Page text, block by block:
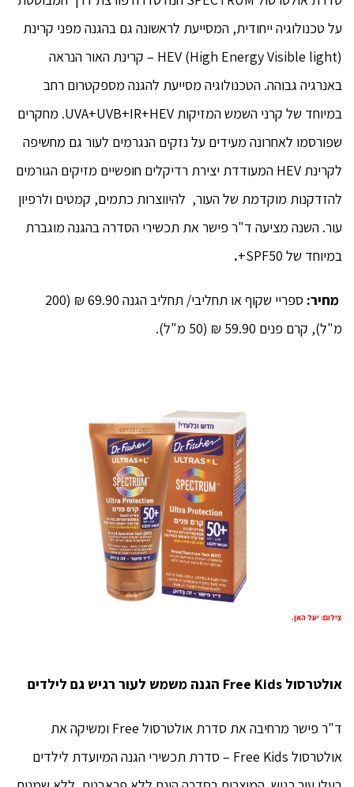
על טכנולוגיה ייחודית, המסייעת לראשונה גם בהגנה מפני קרינת
HEV (High Energy Visible light) – קרינת האור הנראה
באנרגיה גבוהה. הטכנולוגיה מסייעת להגנה מספקטרום רחב
במיוחד של קרני השמש המזיקות UVA+UVB+IR+HEV. מחקרים
שפורסמו לאחרונה מעידים על נזקים הנגרמים לעור גם מחשיפה
לקרינת HEV המעודדת יצירת רדיקלים חופשיים מזיקים הגורמים
להזדקנות מוקדמת של העור, להיווצרות כתמים, קמטים ולרפיון
עור. השנה מציעה ד"ר פישר את תכשירי הסדרה בהגנה מוגברת
במיוחד של SPF50+
.
מחיר:
ספריי שקוף או תחליבי/ תחליב הגנה 69.90 ₪ (200
מ"ל), קרם פנים 59.90 ₪ (50 מ"ל).
צילום: יעל האן.
אולטרסול Free Kids הגנה משמש לעור רגיש גם לילדים
ד"ר פישר מרחיבה את סדרת אולטרסול Free ומשיקה את
אולטרסול Free Kids – סדרת תכשירי הגנה המיועדת לילדים